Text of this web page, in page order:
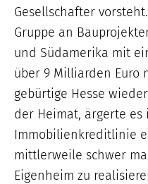
Gesellschafter
Gruppe an
und Südamerika mit
über 9 Milliarden Euro
gebürtige Hesse
der Heimat, ärgerte es
Immobilienkreditlinie
mittlerweile schwer
Eigenheim zu